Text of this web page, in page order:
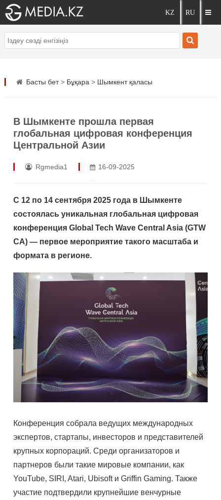
Басты бет> Бұқара > Шымкент қаласы
В Шымкенте прошла первая
глобальная цифровая конференция
Центральной Азии
Rgmedia1 16-09-2025
С 12 по 14 сентября 2025 года в Шымкенте
состоялась уникальная глобальная цифровая
конференция Global Tech Wave Central Asia (GTW
CA) — первое мероприятие такого масштаба и
формата в регионе.
Конференция собрала ведущих международных
экспертов, стартапы, инвесторов и представителей
крупных корпораций. Среди организаторов и
партнеров были такие мировые компании, как
YouTube, SIRI, Atari, Ubisoft и Griffin Gaming. Также
участие подтвердили крупнейшие венчурные